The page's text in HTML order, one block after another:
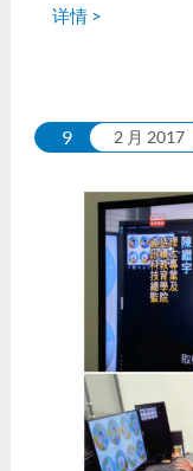
详情 >
9 2 月 2017